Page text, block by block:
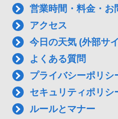
営業時間・料金・お
アクセス
今日の天気 (外部サ
よくある質問
プライバシーポリシ
セキュリティポリシ
ルールとマナー